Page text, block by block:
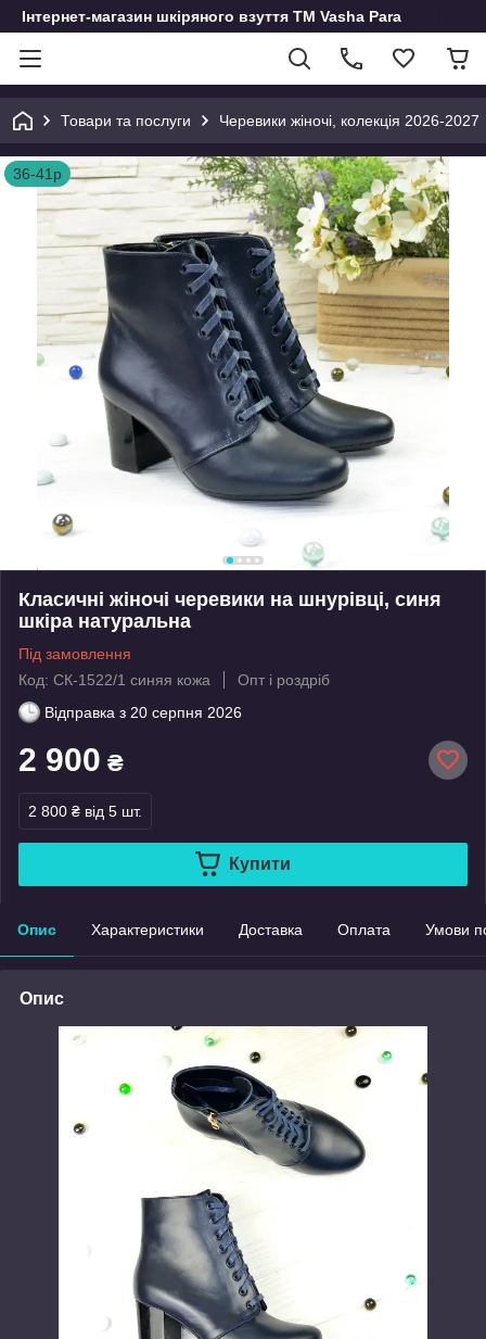
Інтернет-магазин шкіряного взуття ТМ Vasha Para
Товари та послуги Черевики жіночі, колекція 2026-2027
36-41р
Класичні жіночі черевики на шнурівці, синя
шкіра натуральна
Під замовлення
Код: СК-1522/1 синяя кожа
Опт і роздріб
Відправка з 20 серпня 2026
2 900 ₴
2 800 ₴ від 5 шт.
Купити
Опис Характеристики Доставка Оплата Умови
Опис